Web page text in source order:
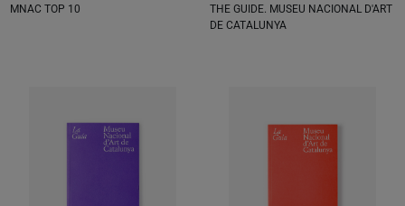
MNAC TOP 10
THE GUIDE. MUSEU NACIONAL D'ART
DE CATALUNYA